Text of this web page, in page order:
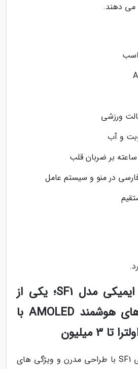
می دهند.
و آب
فارسی در منو و سیستم عامل
ساعت هوشمند ایمیکی مدل SF1؛ یکی از
فزونین ساعت های هوشمند AMOLED با
3 میلیون
ساعت هوشمند ایمیکی SF1 با طراحی مدرن و ویژگی های